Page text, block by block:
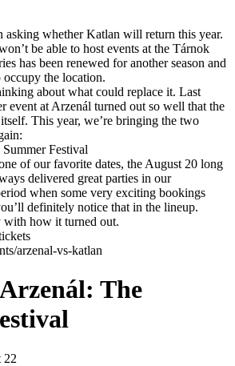
asking whether Katlan will return this year.
be able to host events at the Tárnok
has been renewed for another season and
the location.
about what could replace it. Last
event at Arzenál turned out so well that the
This year, we’re bringing the two
Festival
of our favorite dates, the August 20 long
delivered great parties in our
when some very exciting bookings
definitely notice that in the lineup.
with how it turned out.
arzenal-vs-katlan
The
22